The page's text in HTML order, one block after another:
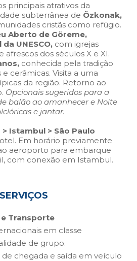
principais atrativos da
subterrânea de Özkonak,
cristãs como refúgio.
Aberto de Göreme,
UNESCO, com igrejas
afrescos dos séculos X e XI.
conhecida pela tradição
cerâmicas. Visita a uma
da região. Retorno ao
Opcionais sugeridos para a
balão ao amanhecer e Noite
e jantar.
> Istambul > São Paulo
Em horário previamente
aeroporto para embarque
com conexão em Istambul.
SERVIÇOS
e Transporte
em classe
de grupo.
de chegada e saída em veículo